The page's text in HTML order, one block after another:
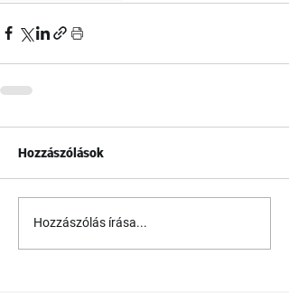
Hozzászólások
Hozzászólás írása...